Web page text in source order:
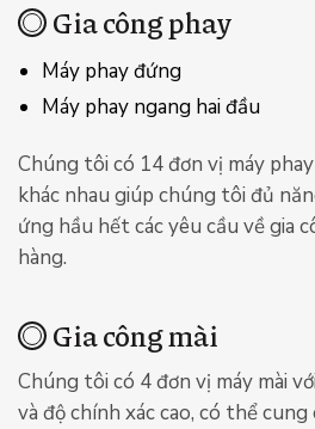
Gia công phay
Máy phay đứng
Máy phay ngang hai đầu
Chúng tôi có 14 đơn vị máy
khác nhau giúp chúng tôi đủ
ứng hầu hết các yêu cầu về gia
hàng.
Gia công mài
Chúng tôi có 4 đơn vị máy mài
và độ chính xác cao, có thể